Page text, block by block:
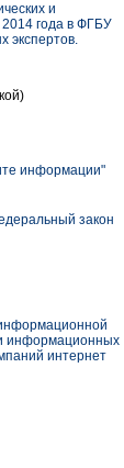
и
года в ФГБУ
экспертов.
информации"
закон
информационных
интернет